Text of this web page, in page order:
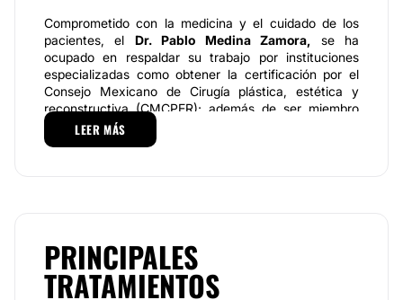
Comprometido con la medicina y el cuidado de los
pacientes, el Dr. Pablo Medina Zamora, se ha
ocupado en respaldar su trabajo por instituciones
especializadas como obtener la certificación por el
Consejo Mexicano de Cirugía plástica, estética y
reconstructiva (CMCPER); además de ser miembro
activo de la Asociación Mexicana de la Cirugía
Plástica, Estética y Reconstructiva (AMCPER), así
cursos en rinoplastia, cirugía facial y contorno
corporal en Dallas, San Diego Nueva York (USA).
También con el adiestramiento en cirugía estética
facial y corporal en Clínica IQ InterQuirófanos,
LEER MÁS
PRINCIPALES
TRATAMIENTOS